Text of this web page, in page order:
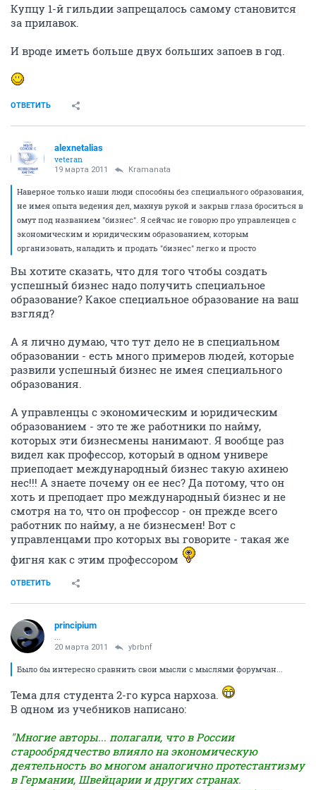
Купцу 1-й гильдии запрещалось самому становится
за прилавок.
И вроде иметь больше двух больших запоев в год.
ОТВЕТИТЬ
alexnetalias
veteran
19 марта 2011 Kramanata
Наверное только наши люди способны без специального образования,
не имея опыта ведения дел, махнув рукой и закрыв глаза броситься в
омут под названием "бизнес". Я сейчас не говорю про управленцев с
экономическим и юридическим образованием, которым
организовать, наладить и продать "бизнес" легко и просто
Вы хотите сказать, что для того чтобы создать
успешный бизнес надо получить специальное
образование? Какое специальное образование на ваш
взгляд?
А я лично думаю, что тут дело не в специальном
образовании - есть много примеров людей, которые
развили успешный бизнес не имея специального
образования.
А управленцы с экономическим и юридическим
образованием - это те же работники по найму,
которых эти бизнесмены нанимают. Я вообще раз
видел как профессор, который в одном универе
приеподает международный бизнес такую ахинею
нес!!! А знаете почему он ее нес? Да потому, что он
хоть и преподает про международный бизнес и не
смотря на то, что он профессор - он прежде всего
работник по найму, а не бизнесмен! Вот с
управленцами про которых вы говорите - такая же
фигня как с этим профессором
ОТВЕТИТЬ
principium
20 марта 2011 ybrbnf
Было бы интересно сравнить свои мысли с мыслями форумчан...
Тема для студента 2-го курса нархоза.
В одном из учебников написано:
"Многие авторы... полагали, что в России
старообрядчество влияло на экономическую
деятельность во многом аналогично протестантизму
в Германии, Швейцарии и других странах.